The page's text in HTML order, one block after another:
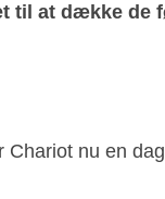
til at dække
nu en